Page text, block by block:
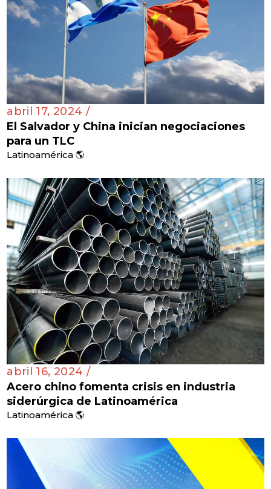
abril 17, 2024 /
El Salvador y China inician negociaciones
para un TLC
Latinoamérica 🌎
abril 16, 2024 /
Acero chino fomenta crisis en industria
siderúrgica de Latinoamérica
Latinoamérica 🌎